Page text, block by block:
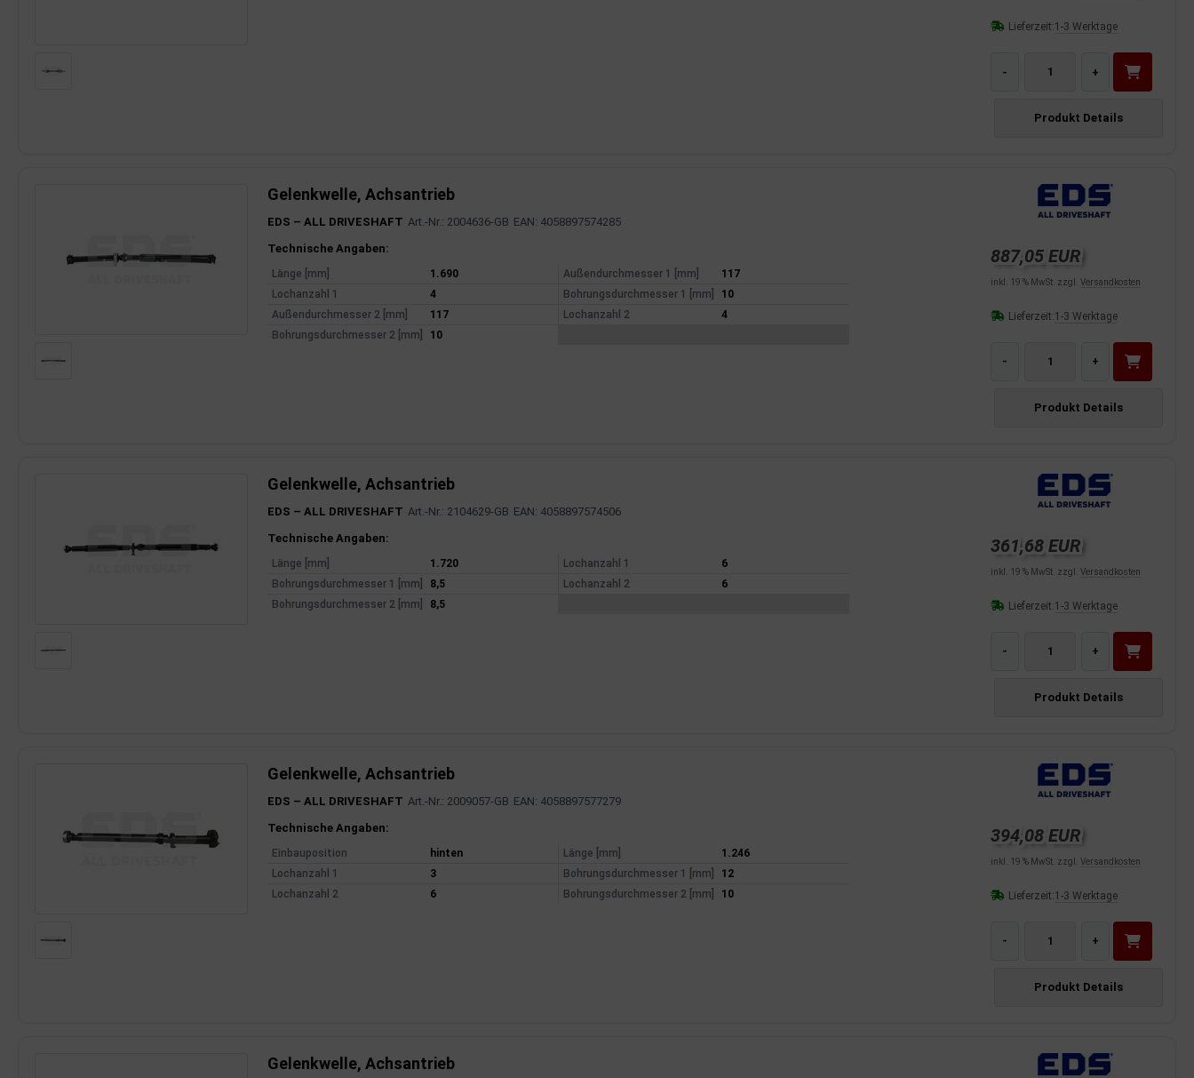
Lieferzeit:1-3 Werktage
- +
Produkt Details
Gelenkwelle, Achsantrieb
EDS – ALL DRIVESHAFT Art.-Nr.: 2004636-GB EAN: 4058897574285
Produktinformationen
Technische Angaben:
Länge [mm] 1.690 Außendurchmesser 1 [mm]
117
Lochanzahl 1
4 Bohrungsdurchmesser 1 [mm]
10
Außendurchmesser 2 [mm]
117 Lochanzahl 2
4
Bohrungsdurchmesser 2 [mm]
10
887,05 EUR
inkl. 19 % MwSt. zzgl. Versandkosten
Lieferzeit:1-3 Werktage
- +
Produkt Details
Gelenkwelle, Achsantrieb
EDS – ALL DRIVESHAFT Art.-Nr.: 2104629-GB EAN: 4058897574506
Produktinformationen
Technische Angaben:
Länge [mm] 1.720 Lochanzahl 1
6
Bohrungsdurchmesser 1 [mm]
8,5 Lochanzahl 2
6
Bohrungsdurchmesser 2 [mm]
8,5
361,68 EUR
inkl. 19 % MwSt. zzgl. Versandkosten
Lieferzeit:1-3 Werktage
- +
Produkt Details
Gelenkwelle, Achsantrieb
EDS – ALL DRIVESHAFT Art.-Nr.: 2009057-GB EAN: 4058897577279
Produktinformationen
Technische Angaben:
Einbauposition hinten Länge [mm]
1.246
Lochanzahl 1
3 Bohrungsdurchmesser 1 [mm]
12
Lochanzahl 2
6 Bohrungsdurchmesser 2 [mm] 10
394,08 EUR
inkl. 19 % MwSt. zzgl. Versandkosten
Lieferzeit:1-3 Werktage
- +
Produkt Details
Gelenkwelle, Achsantrieb